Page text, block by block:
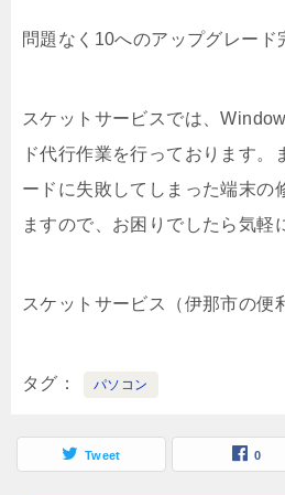
問題なく10へのアップグレード
スケットサービスでは、
ド代行作業を行っております。
ードに失敗してしまった端末の
ますので、お困りでしたら気軽
スケットサービス（伊那市の便
タグ パソコン
Tweet 0